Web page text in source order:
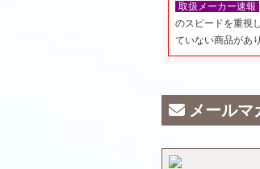
取扱メーカー速報
のスピードを重視
ていない商品があ
メールマ